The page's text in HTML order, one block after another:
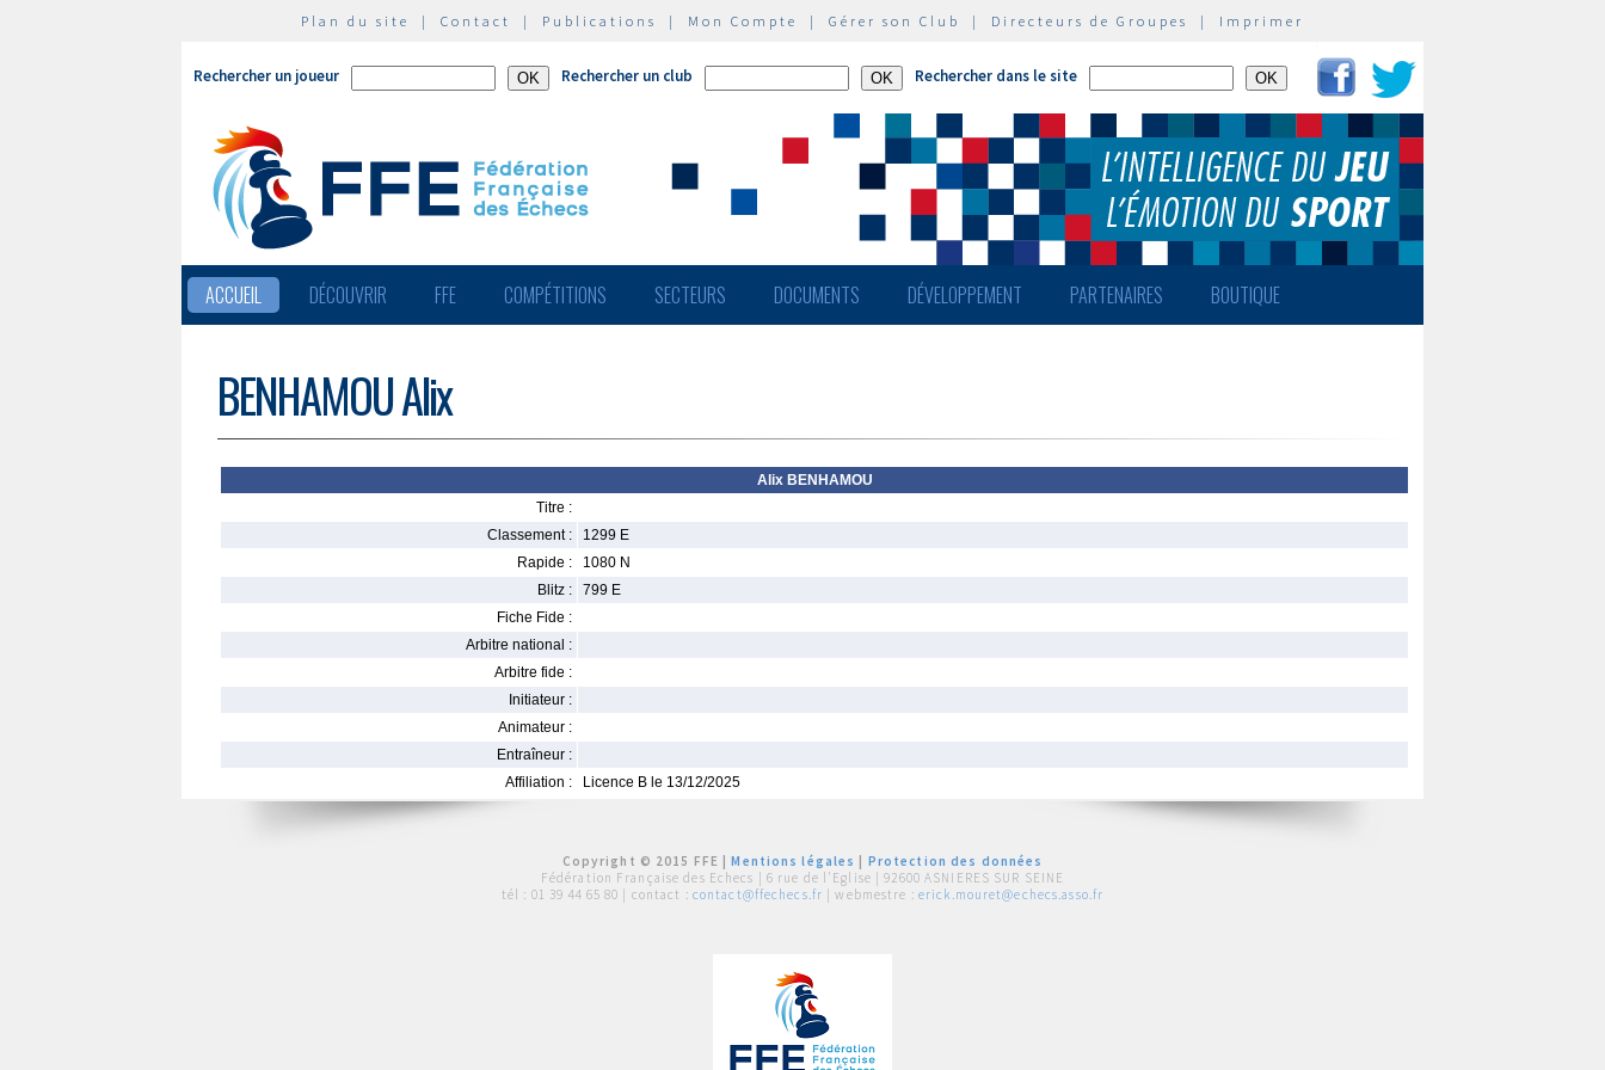
Plan du site | Contact | Publications | Mon Compte | Gérer son Club | Directeurs de Groupes | Imprimer
Rechercher un joueur Rechercher un club Rechercher dans le site
ACCUEIL DÉCOUVRIR FFE COMPÉTITIONS SECTEURS DOCUMENTS DÉVELOPPEMENT PARTENAIRES BOUTIQUE
BENHAMOU Alix
Alix BENHAMOU
Titre :
Classement :
1299 E
Rapide :
1080 N
Blitz :
799 E
Fiche Fide :
Arbitre national :
Arbitre fide :
Initiateur :
Animateur :
Entraîneur :
Affiliation :
Licence B le 13/12/2025
Copyright © 2015 FFE |Mentions légales
Protection des données
Fédération Française des Echecs | 6 rue de l'Eglise | 92600 ASNIERES SUR SEINE
tél : 01 39 44 65 80 | contact : contact@ffechecs.fr | webmestre : erick.mouret@echecs.asso.fr